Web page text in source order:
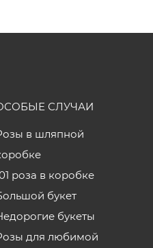
СЛУЧАИ
в шляпной
роза в коробке
букет
букеты
для любимой